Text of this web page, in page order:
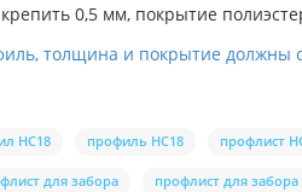
0,5 мм, покрытие
толщина и покрытие должны
НС18 профиль НС18 профлист
для забора профлист для забора